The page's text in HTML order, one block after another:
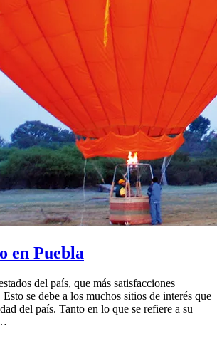
en Puebla
del país, que más satisfacciones
se debe a los muchos sitios de interés que
del país. Tanto en lo que se refiere a su